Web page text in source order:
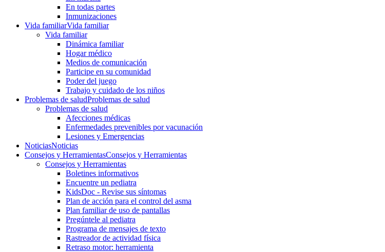
En todas partes
Inmunizaciones
Vida familiarVida familiar
Vida familiar
Dinámica familiar
Hogar médico
Medios de comunicación
Participe en su comunidad
Poder del juego
Trabajo y cuidado de los niños
Problemas de saludProblemas de salud
Problemas de salud
Afecciones médicas
Enfermedades prevenibles por vacunación
Lesiones y Emergencias
NoticiasNoticias
Consejos y HerramientasConsejos y Herramientas
Consejos y Herramientas
Boletines informativos
Encuentre un pediatra
KidsDoc - Revise sus síntomas
Plan de acción para el control del asma
Plan familiar de uso de pantallas
Pregúntele al pediatra
Programa de mensajes de texto
Rastre​​ador de activida​d física
Retraso motor: herramienta